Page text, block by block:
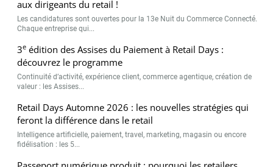
aux dirigeants du retail !
Les candidatures sont ouvertes pour la 13e Nuit du Commerce Connecté.
Chaque entreprise qui...
3e édition des Assises du Paiement à Retail Days :
découvrez le programme
Continuité d’activité, expérience client, commerce agentique, création de
valeur : les Assises...
Retail Days Automne 2026 : les nouvelles stratégies qui
feront la différence dans le retail
Intelligence artificielle, paiement, travel, marketing, magasin ou encore
fidélisation : les 5...